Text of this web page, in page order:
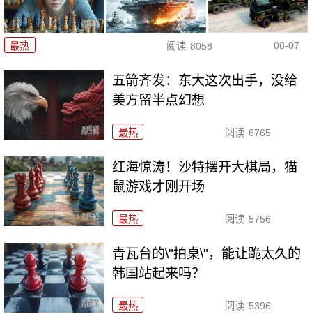
最热 阅读 8058 08-07
五箭齐发：东大这次出手，没给
美方留半点幻想
最热 阅读 6765
红海惊涛！沙特摆开大棋局，猫
鼠游戏才刚开场
最热 阅读 5756
青瓦台的\"拍桌\"，能让跪太久的
韩国站起来吗？
最热 阅读 5396